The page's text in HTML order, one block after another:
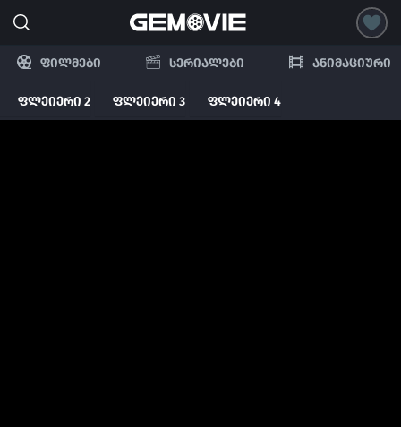
ფილმები სერიალები ანიმაციური
ფლეიერი 2 ფლეიერი 3 ფლეიერი 4